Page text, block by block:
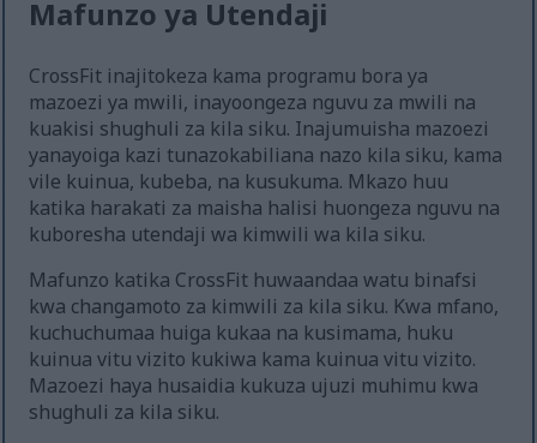
Mafunzo ya Utendaji
CrossFit inajitokeza kama programu bora ya
mazoezi ya mwili, inayoongeza nguvu za mwili na
kuakisi shughuli za kila siku. Inajumuisha mazoezi
yanayoiga kazi tunazokabiliana nazo kila siku, kama
vile kuinua, kubeba, na kusukuma. Mkazo huu
katika harakati za maisha halisi huongeza nguvu na
kuboresha utendaji wa kimwili wa kila siku.
Mafunzo katika CrossFit huwaandaa watu binafsi
kwa changamoto za kimwili za kila siku. Kwa mfano,
kuchuchumaa huiga kukaa na kusimama, huku
kuinua vitu vizito kukiwa kama kuinua vitu vizito.
Mazoezi haya husaidia kukuza ujuzi muhimu kwa
shughuli za kila siku.